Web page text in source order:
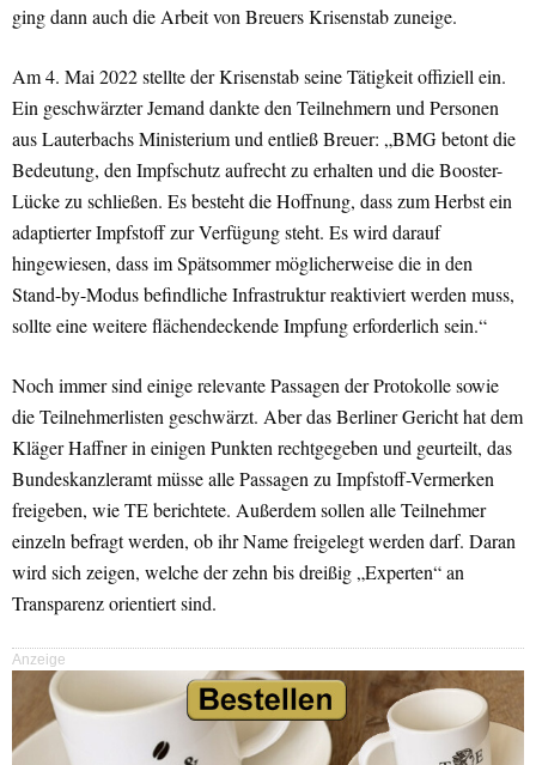
ging dann auch die Arbeit von Breuers Krisenstab zuneige.
Am 4. Mai 2022 stellte der Krisenstab seine Tätigkeit offiziell ein.
Ein geschwärzter Jemand dankte den Teilnehmern und Personen
aus Lauterbachs Ministerium und entließ Breuer: „BMG betont die
Bedeutung, den Impfschutz aufrecht zu erhalten und die Booster-
Lücke zu schließen. Es besteht die Hoffnung, dass zum Herbst ein
adaptierter Impfstoff zur Verfügung steht. Es wird darauf
hingewiesen, dass im Spätsommer möglicherweise die in den
Stand-by-Modus befindliche Infrastruktur reaktiviert werden muss,
sollte eine weitere flächendeckende Impfung erforderlich sein.“
Noch immer sind einige relevante Passagen der Protokolle sowie
die Teilnehmerlisten geschwärzt. Aber das Berliner Gericht hat dem
Kläger Haffner in einigen Punkten rechtgegeben und geurteilt, das
Bundeskanzleramt müsse alle Passagen zu Impfstoff-Vermerken
freigeben, wie TE berichtete. Außerdem sollen alle Teilnehmer
einzeln befragt werden, ob ihr Name freigelegt werden darf. Daran
wird sich zeigen, welche der zehn bis dreißig „Experten“ an
Transparenz orientiert sind.
Anzeige